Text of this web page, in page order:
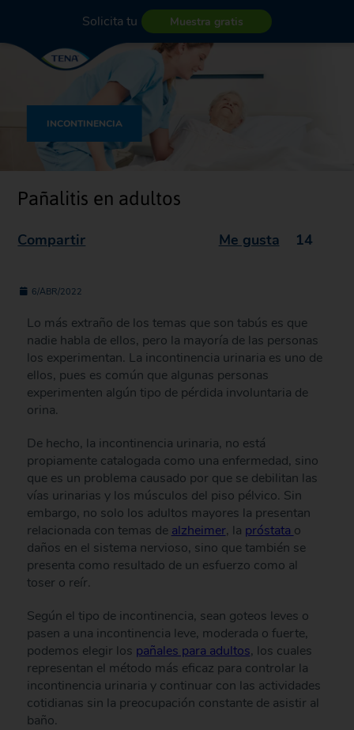
Solicita tu Muestra gratis
INCONTINENCIA
Pañalitis en adultos
Compartir Me gusta 14
6/ABR/2022
Lo más extraño de los temas que son tabús es que
nadie habla de ellos, pero la mayoría de las personas
los experimentan. La incontinencia urinaria es uno de
ellos, pues es común que algunas personas
experimenten algún tipo de pérdida involuntaria de
orina.
De hecho, la incontinencia urinaria, no está
propiamente catalogada como una enfermedad, sino
que es un problema causado por que se debilitan las
vías urinarias y los músculos del piso pélvico. Sin
embargo, no solo los adultos mayores la presentan
relacionada con temas de alzheimer, la próstata o
daños en el sistema nervioso, sino que también se
presenta como resultado de un esfuerzo como al
toser o reír.
Según el tipo de incontinencia, sean goteos leves o
pasen a una incontinencia leve, moderada o fuerte,
podemos elegir los pañales para adultos, los cuales
representan el método más eficaz para controlar la
incontinencia urinaria y continuar con las actividades
cotidianas sin la preocupación constante de asistir al
baño.